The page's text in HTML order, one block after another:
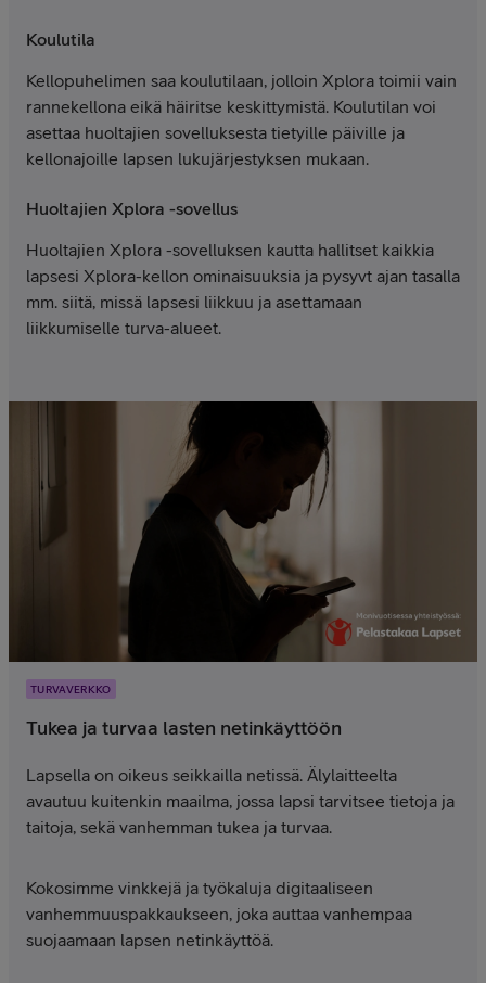
Koulutila
Kellopuhelimen saa koulutilaan, jolloin Xplora toimii vain
rannekellona eikä häiritse keskittymistä. Koulutilan voi
asettaa huoltajien sovelluksesta tietyille päiville ja
kellonajoille lapsen lukujärjestyksen mukaan.
Huoltajien Xplora -sovellus
Huoltajien Xplora -sovelluksen kautta hallitset kaikkia
lapsesi Xplora-kellon ominaisuuksia ja pysyvt ajan tasalla
mm. siitä, missä lapsesi liikkuu ja asettamaan
liikkumiselle turva-alueet.
TURVAVERKKO
Tukea ja turvaa lasten netinkäyttöön
Lapsella on oikeus seikkailla netissä. Älylaitteelta
avautuu kuitenkin maailma, jossa lapsi tarvitsee tietoja ja
taitoja, sekä vanhemman tukea ja turvaa.
Kokosimme vinkkejä ja työkaluja digitaaliseen
vanhemmuuspakkaukseen, joka auttaa vanhempaa
suojaamaan lapsen netinkäyttöä.